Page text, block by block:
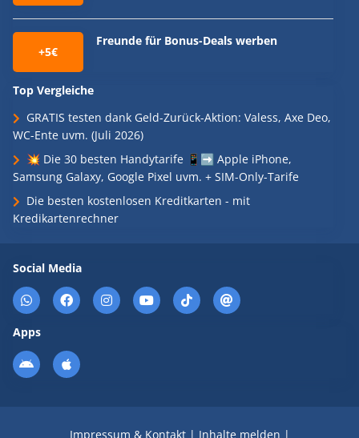
+5€
Freunde für Bonus-Deals werben
Top Vergleiche
GRATIS testen dank Geld-Zurück-Aktion: Valess, Axe Deo,
WC-Ente uvm. (Juli 2026)
💥 Die 30 besten Handytarife 📱➡️ Apple iPhone,
Samsung Galaxy, Google Pixel uvm. + SIM-Only-Tarife
Die besten kostenlosen Kreditkarten - mit
Kredikartenrechner
Social Media
Apps
Impressum & Kontakt| Inhalte melden |